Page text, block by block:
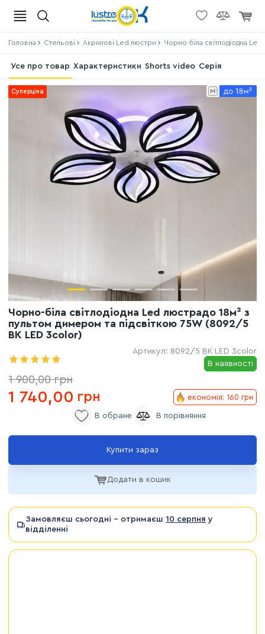
Головна Стельові Акрилові Led люстри Чорно-біла світлодіодна
Усе про товар Характеристики Shorts video Серія
Суперціна
Чорно-біла світлодіодна Led люстрадо 18м² з
пультом димером та підсвіткою 75W (8092/5
BK LED 3color)
Артикул: 8092/5 BK LED 3color
В наявності
1 900,00 грн
1 740,00 грн економія: 160 грн
Додати в кошик
Замовляєш сьогодні - отримаєш 10 серпня у
відділенні
Купити зараз